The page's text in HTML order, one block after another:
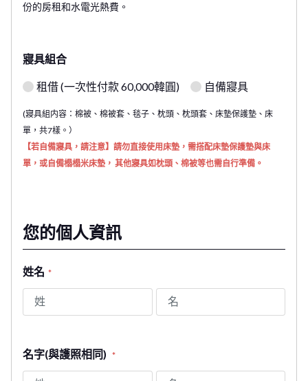
份的房租和水電光熱費。
寢具組合
租借 (一次性付款 60,000韓圓) 自備寢具
(寢具組内容：棉被、棉被套、毯子、枕頭、枕頭套、床墊保護墊、床
單，共7樣。）
【若自備寢具，請注意】請勿直接使用床墊，需搭配床墊保護墊與床
單，或自備榻榻米床墊， 其他寢具如枕頭、棉被等也需自行準備。
您的個人資訊
姓名 *
名字(與護照相同) *